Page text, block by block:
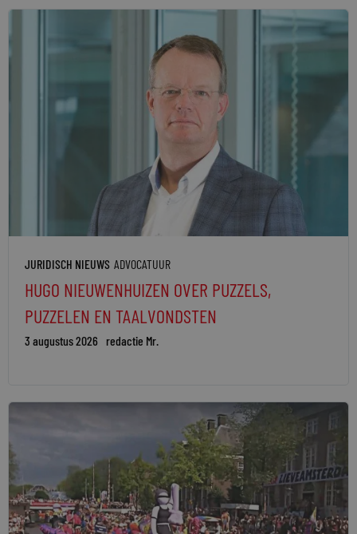
JURIDISCH NIEUWS ADVOCATUUR
HUGO NIEUWENHUIZEN OVER PUZZELS,
PUZZELEN EN TAALVONDSTEN
3 augustus 2026 redactie Mr.